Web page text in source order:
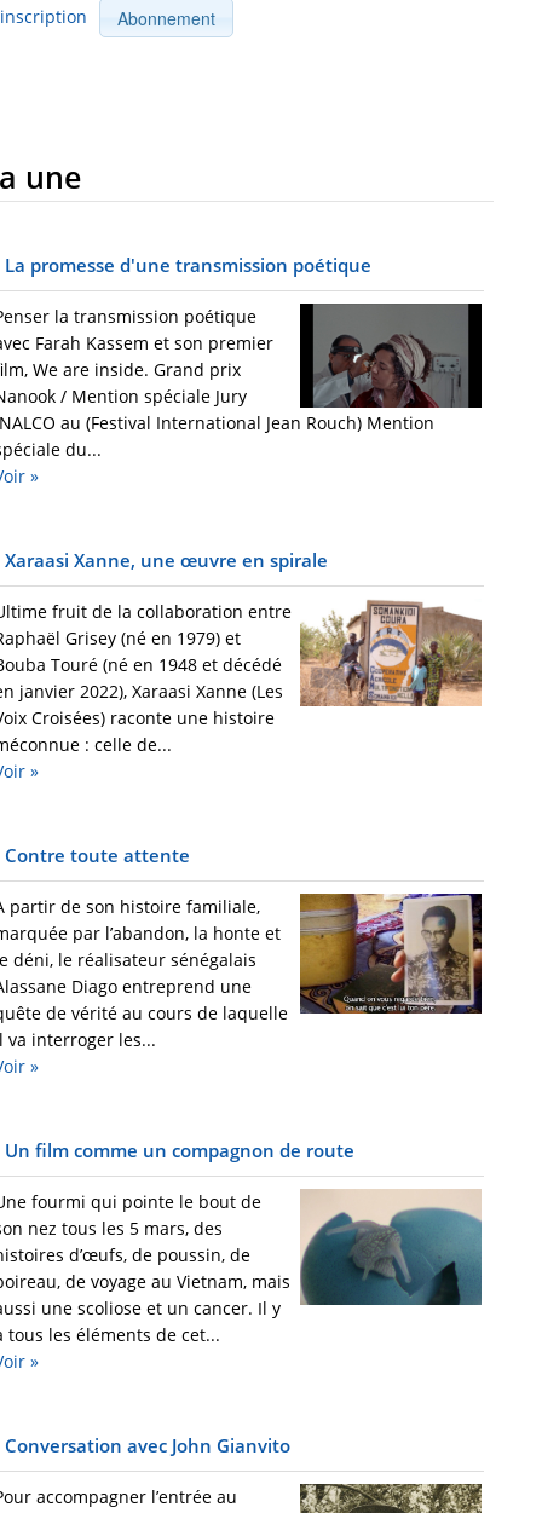
une
La promesse d'une transmission poétique
la transmission poétique
Farah Kassem et son premier
We are inside. Grand prix
/ Mention spéciale Jury
au (Festival International Jean Rouch) Mention
du...
»
Xaraasi Xanne, une œuvre en spirale
fruit de la collaboration entre
Grisey (né en 1979) et
Touré (né en 1948 et décédé
janvier 2022), Xaraasi Xanne (Les
Croisées) raconte une histoire
: celle de...
»
Contre toute attente
partir de son histoire familiale,
par l’abandon, la honte et
déni, le réalisateur sénégalais
Diago entreprend une
de vérité au cours de laquelle
va interroger les...
»
Un film comme un compagnon de route
fourmi qui pointe le bout de
nez tous les 5 mars, des
d’œufs, de poussin, de
de voyage au Vietnam, mais
une scoliose et un cancer. Il y
tous les éléments de cet...
»
Conversation avec John Gianvito
accompagner l’entrée au